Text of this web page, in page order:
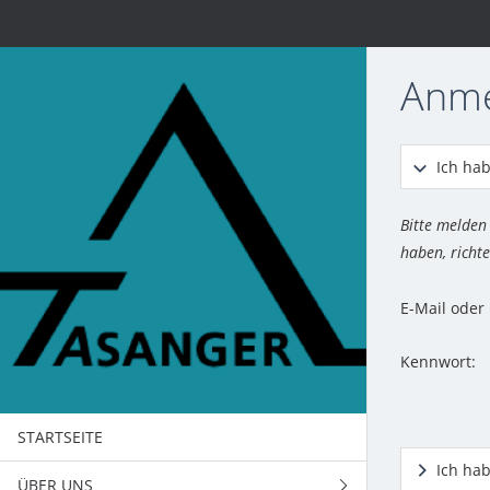
STARTSEITE
ÜBER UNS
Ich
Bitte
haben,
E-Mail
Kennwort:
Ich